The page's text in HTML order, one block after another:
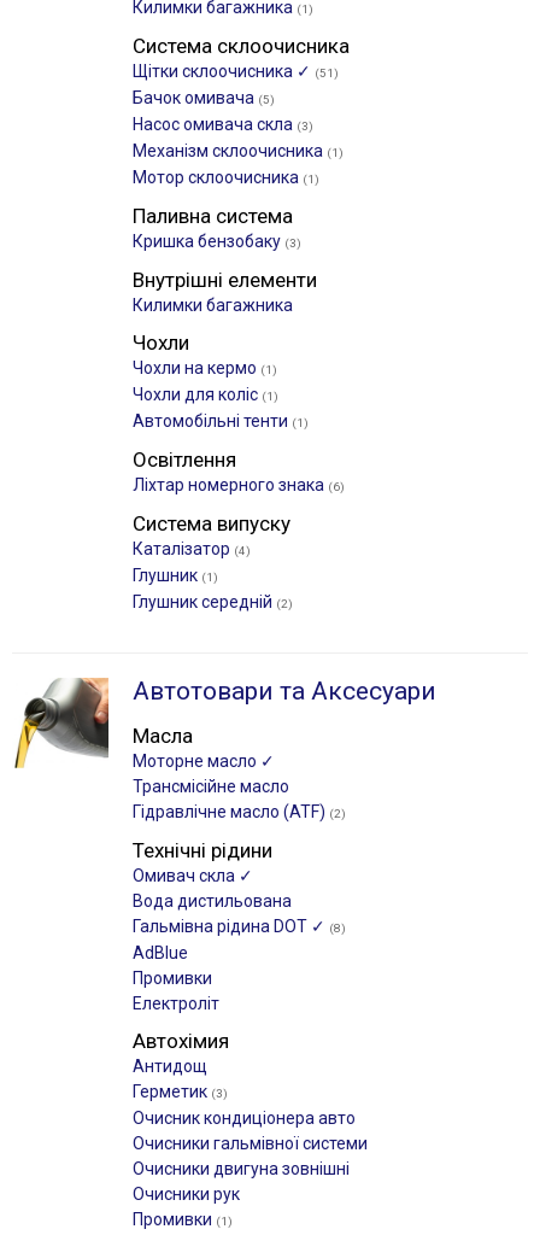
Килимки багажника (1)
Система склоочисника
Щітки склоочиcника ✓ (51)
Бачок омивача (5)
Насос омивача скла (3)
Механізм склоочисника (1)
Мотор склоочисника (1)
Паливна система
Кришка бензобаку (3)
Внутрішні елементи
Килимки багажника
Чохли
Чохли на кермо (1)
Чохли для коліс (1)
Автомобільні тенти (1)
Освітлення
Ліхтар номерного знака (6)
Система випуску
Каталізатор (4)
Глушник (1)
Глушник середній (2)
Автотовари та Аксесуари
Масла
Моторне масло ✓
Трансмісійне масло
Гідравлічне масло (ATF) (2)
Технічні рідини
Омивач скла ✓
Вода дистильована
Гальмівна рідина DOT ✓ (8)
AdBlue
Промивки
Електроліт
Автохімия
Антидощ
Герметик (3)
Очисник кондиціонера авто
Очисники гальмівної системи
Очисники двигуна зовнішні
Очисники рук
Промивки (1)